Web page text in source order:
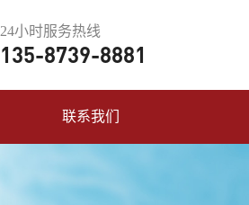
24小时服务热线
135-8739-8881
联系我们